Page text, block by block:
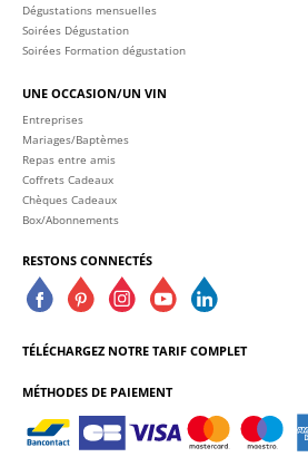
Dégustations mensuelles
Soirées Dégustation
Soirées Formation dégustation
UNE OCCASION/UN VIN
Entreprises
Mariages/Baptèmes
Repas entre amis
Coffrets Cadeaux
Chèques Cadeaux
Box/Abonnements
RESTONS CONNECTÉS
TÉLÉCHARGEZ NOTRE TARIF COMPLET
MÉTHODES DE PAIEMENT